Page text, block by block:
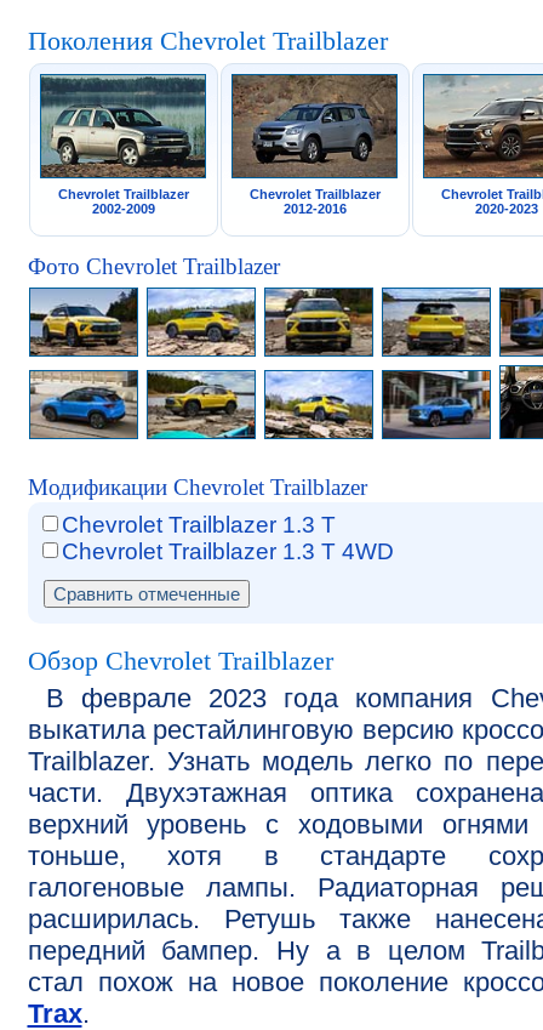
Поколения Chevrolet Trailblazer
Chevrolet Trailblazer
2002-2009
Chevrolet Trailblazer
2012-2016
Chevrolet
2020-2023
Фото Chevrolet Trailblazer
Модификации Chevrolet Trailblazer
Chevrolet Trailblazer 1.3 T
Chevrolet Trailblazer 1.3 T 4WD
Обзор Chevrolet Trailblazer
В феврале 2023 года компания
выкатила рестайлинговую версию
Trailblazer. Узнать модель легко по
части. Двухэтажная оптика
верхний уровень с ходовыми огнями
тоньше, хотя в стандарте
галогеновые лампы. Радиаторная
расширилась. Ретушь также
передний бампер. Ну а в целом
стал похож на новое поколение
Trax.